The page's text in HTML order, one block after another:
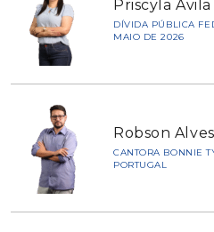
Priscyla Ávila
DÍVIDA PÚBLICA
MAIO DE 2026
Robson Alves
CANTORA BONNIE
PORTUGAL